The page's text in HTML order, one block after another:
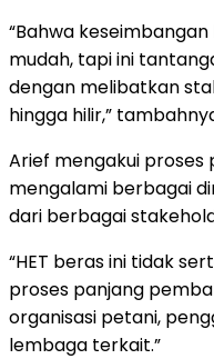
“Bahwa
mudah, tapi ini
dengan melibatkan
hingga hilir,”
Arief mengakui proses
mengalami berbagai
dari berbagai
“HET beras ini tidak
proses panjang
organisasi petani,
lembaga terkait.”